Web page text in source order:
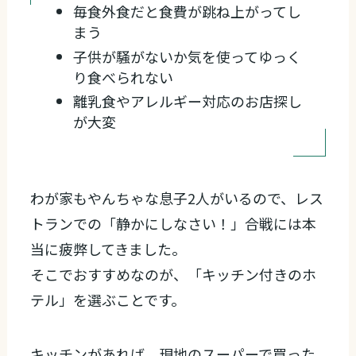
毎食外食だと食費が跳ね上がってし
まう
子供が騒がないか気を使ってゆっく
り食べられない
離乳食やアレルギー対応のお店探し
が大変
わが家もやんちゃな息子2人がいるので、レス
トランでの「静かにしなさい！」合戦には本
当に疲弊してきました。
そこでおすすめなのが、「キッチン付きのホ
テル」を選ぶことです。